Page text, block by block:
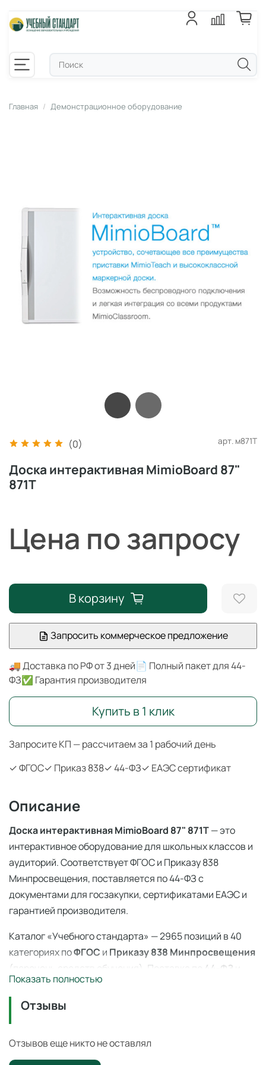
Главная Демонстрационное оборудование
(0) арт. м871T
Доска интерактивная MimioBoard 87"
871T
Цена по запросу
Запросите КП — рассчитаем за 1 рабочий день
✓ ФГОС✓ Приказ 838✓ 44-ФЗ✓ ЕАЭС сертификат
В корзину
Запросить коммерческое предложение
🚚 Доставка по РФ от 3 дней📄 Полный пакет для 44-
ФЗ✅ Гарантия производителя
Купить в 1 клик
Описание
Доска интерактивная MimioBoard 87" 871T— это
интерактивное оборудование для школьных классов и
аудиторий. Соответствует ФГОС и Приказу 838
Минпросвещения, поставляется по 44-ФЗ с
документами для госзакупки, сертификатами ЕАЭС и
гарантией производителя.
Каталог «Учебного стандарта» — 2965 позиций в 40
категориях поФГОС и Приказу 838 Минпросвещения
(перечень средств обучения). Поставка по
44-ФЗ
223-ФЗ с полным пакетом документов, сертификаты
ЕАЭС, гарантия производителя. Доставка по всей
Доска интерактивная MimioBoard 87"
871T — демонстрационное оборудование
Показать полностью
Отзывы
Отзывов еще никто не оставлял